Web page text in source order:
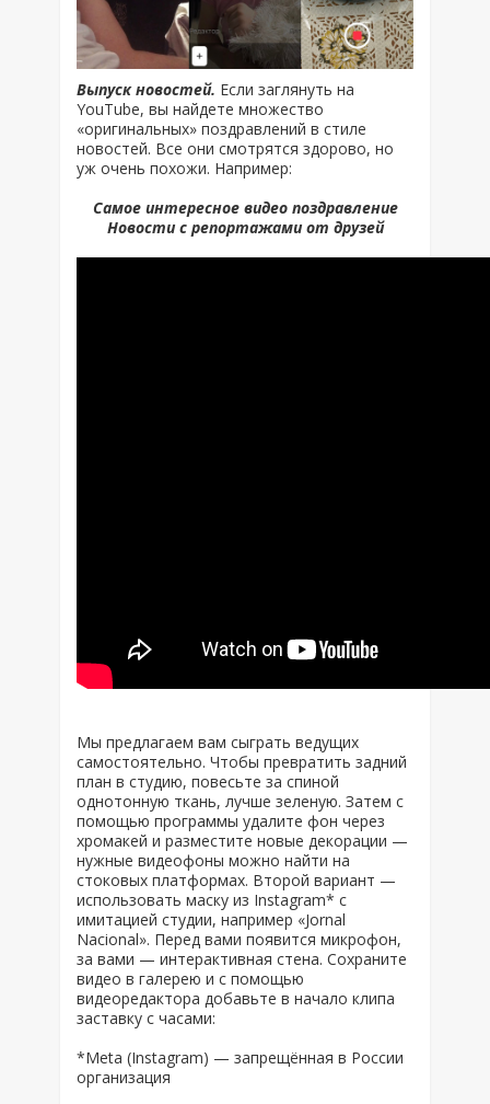
Выпуск новостей. Если заглянуть на
YouTube, вы найдете множество
«оригинальных» поздравлений в стиле
новостей. Все они смотрятся здорово, но
уж очень похожи. Например:
Самое интересное видео поздравление
Новости с репортажами от друзей
Мы предлагаем вам сыграть ведущих
самостоятельно. Чтобы превратить задний
план в студию, повесьте за спиной
однотонную ткань, лучше зеленую. Затем с
помощью программы удалите фон через
хромакей и разместите новые декорации —
нужные видеофоны можно найти на
стоковых платформах. Второй вариант —
использовать маску из Instagram* с
имитацией студии, например «Jornal
Nacional». Перед вами появится микрофон,
за вами — интерактивная стена. Сохраните
видео в галерею и с помощью
видеоредактора добавьте в начало клипа
заставку с часами:
*Meta (Instagram) — запрещённая в России
организация